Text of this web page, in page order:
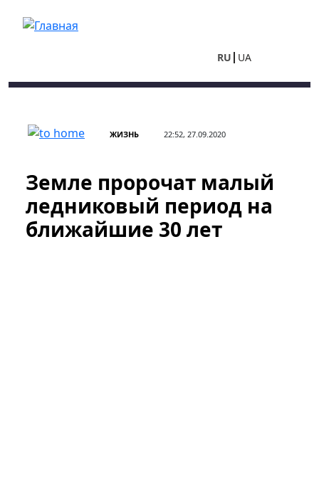
RU UA
ЖИЗНЬ 22:52, 27.09.2020
Земле пророчат малый
ледниковый период на
ближайшие 30 лет